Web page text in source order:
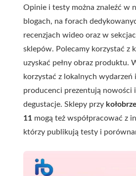
Opinie i testy można znaleźć w
blogach, na forach
recenzjach wideo oraz w
sklepów. Polecamy korzystać z
uzyskać pełny obraz produktu.
korzystać z lokalnych wydarzeń
producenci prezentują nowości
degustacje. Sklepy przy
11 mogą też współpracować z
którzy publikują testy i